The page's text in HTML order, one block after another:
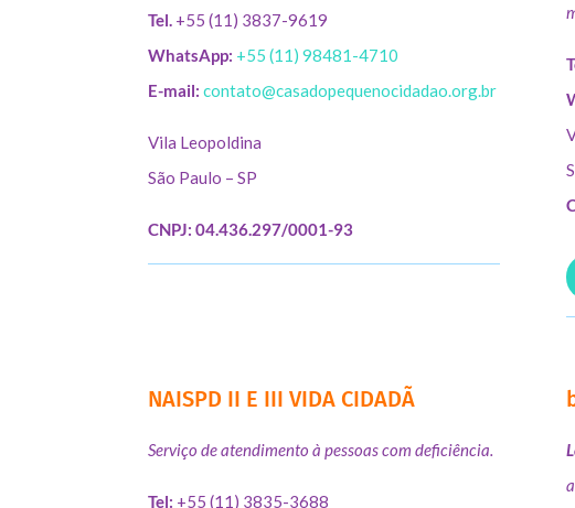
Tel. +55 (11) 3837-9619
WhatsApp: +55 (11) 98481-4710
E-mail: contato@casadopequenocidadao.org.br
Vila Leopoldina
São Paulo – SP
CNPJ: 04.436.297/0001-93
NAISPD II E III VIDA CIDADÃ
Serviço de atendimento à pessoas com deficiência.
Tel: +55 (11) 3835-3688